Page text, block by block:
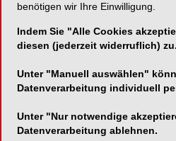
Telefon:
02131-20120
benötigen wir Ihre Einwilligung.
Indem Sie "Alle Cookies
diesen (jederzeit widerruflich) zu.
Unter "Manuell auswählen"
Datenverarbeitung individuell
Unter "Nur notwendige
Datenverarbeitung ablehnen.